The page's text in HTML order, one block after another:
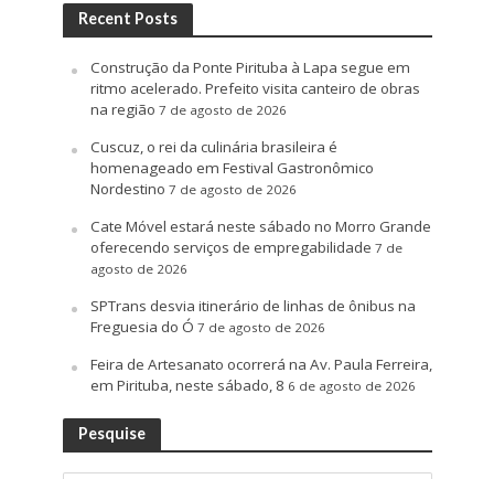
Recent Posts
Construção da Ponte Pirituba à Lapa segue em
ritmo acelerado. Prefeito visita canteiro de obras
na região 7 de agosto de 2026
Cuscuz, o rei da culinária brasileira é
homenageado em Festival Gastronômico
Nordestino 7 de agosto de 2026
Cate Móvel estará neste sábado no Morro Grande
oferecendo serviços de empregabilidade 7 de
agosto de 2026
SPTrans desvia itinerário de linhas de ônibus na
Freguesia do Ó 7 de agosto de 2026
Feira de Artesanato ocorrerá na Av. Paula Ferreira,
em Pirituba, neste sábado, 8 6 de agosto de 2026
Pesquise